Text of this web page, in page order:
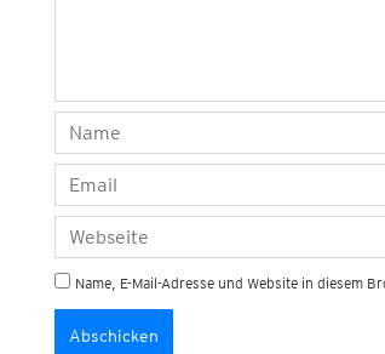
Name, E-Mail-Adresse und Website in diesem